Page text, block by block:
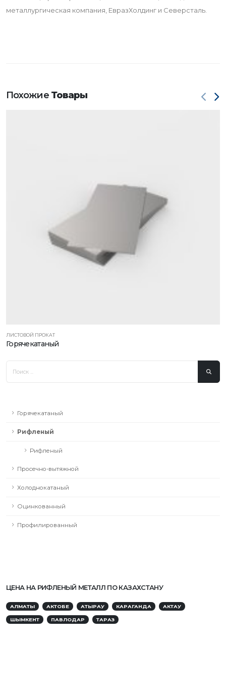
металлургическая компания, ЕвразХолдинг и Северсталь.
Похожие Товары
ЛИСТОВОЙ ПРОКАТ
Горячекатаный
Горячекатаный
Рифленый
Рифленый
Просечно-вытяжной
Холоднокатаный
Оцинкованный
Профилированный
ЦЕНА НА РИФЛЕНЫЙ МЕТАЛЛ ПО КАЗАХСТАНУ
АЛМАТЫ АКТОБЕ АТЫРАУ КАРАГАНДА АКТАУ
ШЫМКЕНТ ПАВЛОДАР ТАРАЗ